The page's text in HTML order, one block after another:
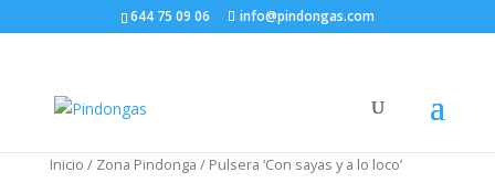
644 75 09 06 info@pindongas.com
Inicio / Zona Pindonga / Pulsera ‘Con sayas y a lo loco’